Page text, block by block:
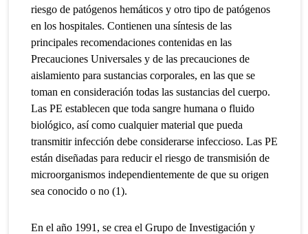
riesgo de patógenos hemáticos y otro tipo de patógenos
en los hospitales. Contienen una síntesis de las
principales recomendaciones contenidas en las
Precauciones Universales y de las precauciones de
aislamiento para sustancias corporales, en las que se
toman en consideración todas las sustancias del cuerpo.
Las PE establecen que toda sangre humana o fluido
biológico, así como cualquier material que pueda
transmitir infección debe considerarse infeccioso. Las PE
están diseñadas para reducir el riesgo de transmisión de
microorganismos independientemente de que su origen
sea conocido o no (1).
En el año 1991, se crea el Grupo de Investigación y